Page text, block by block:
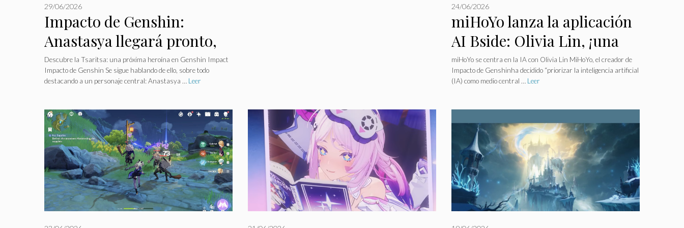
Impacto de Genshin:
Anastasya llegará pronto,
pero su poder divide a los
jugadores.
29/06/2026
Descubre la Tsaritsa: una próxima heroína en Genshin Impact
Impacto de Genshin Se sigue hablando de ello, sobre todo
destacando a un personaje central: Anastasya … Leer
miHoYo lanza la aplicación
AI Bside: Olivia Lin, ¡una
nueva heroína por
descubrir!
24/06/2026
miHoYo se centra en la IA con Olivia Lin MiHoYo, el creador de
Impacto de Genshinha decidido “priorizar la inteligencia artificial
(IA) como medio central … Leer